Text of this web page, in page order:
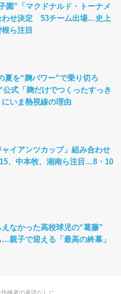
園”「マクドナルド・トーナメ
わせ決定 53チーム出場…史上
ら注目
夏を“麹パワー”で乗り切ろ
式「麹だけでつくったすっき
にいま熱視線の理由
イアンツカップ」組み合わせ
、中本牧、湘南ら注目…8・10
えなかった高校球児の“葛藤”
親子で迎える「最高の終幕」
権者の承諾なしに